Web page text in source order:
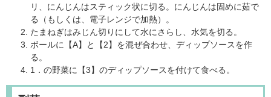
リ、にんじんはスティック状に切る。にんじんは固めに茹で
る（もしくは、電子レンジで加熱）。
たまねぎはみじん切りにして水にさらし、水気を切る。
ボールに【A】と【2】を混ぜ合わせ、ディップソースを作
る。
1．の野菜に【3】のディップソースを付けて食べる。